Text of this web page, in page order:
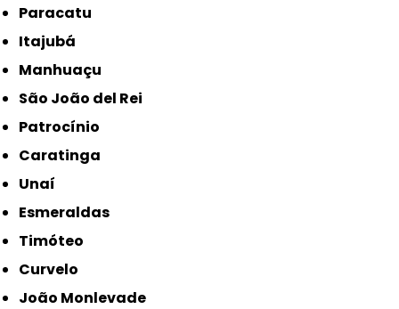
Paracatu
Itajubá
Manhuaçu
São João del Rei
Patrocínio
Caratinga
Unaí
Esmeraldas
Timóteo
Curvelo
João Monlevade